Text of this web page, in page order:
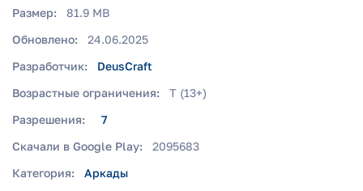
Размер:
81.9 MB
Обновлено:
24.06.2025
Разработчик:
DeusCraft
Возрастные ограничения:
T (13+)
Разрешения:
7
Скачали в Google Play:
2095683
Категория:
Аркады